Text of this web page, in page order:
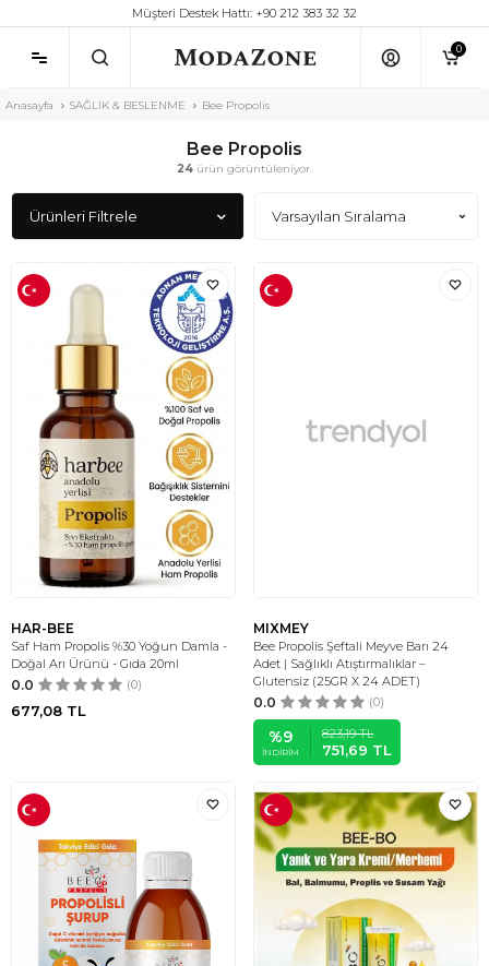
Müşteri Destek Hattı: +90 212 383 32 32
0
Anasayfa SAĞLIK & BESLENME Bee Propolis
Bee Propolis
24 ürün görüntüleniyor.
Ürünleri Filtrele
HAR-BEE
Saf Ham Propolis %30 Yoğun Damla -
Doğal Arı Ürünü - Gıda 20ml
0.0 (0)
677,08 TL
MIXMEY
Bee Propolis Şeftali Meyve Barı 24
Adet | Sağlıklı Atıştırmalıklar –
Glutensiz (25GR X 24 ADET)
0.0 (0)
%9
İNDIRIM
823,19TL
751,69 TL